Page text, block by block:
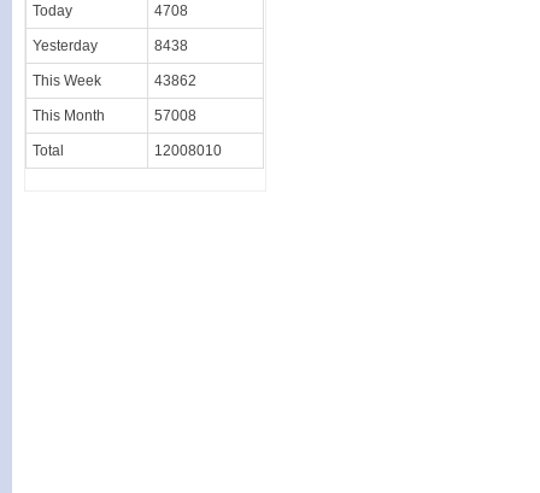
Today 4708
Yesterday 8438
This Week 43862
This Month 57008
Total 12008010